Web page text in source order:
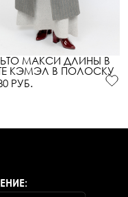
МАКСИ ДЛИНЫ В
КЭМЭЛ В ПОЛОСКУ
РУБ.